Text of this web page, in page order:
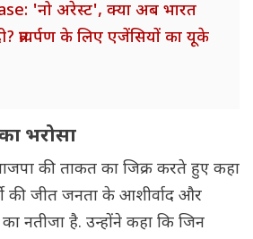
'नो अरेस्ट', क्या अब भारत
प्रत्यर्पण के लिए एजेंसियों का यूके
भरोसा
की ताकत का जिक्र करते हुए कहा
की जीत जनता के आशीर्वाद और
नतीजा है. उन्होंने कहा कि जिन